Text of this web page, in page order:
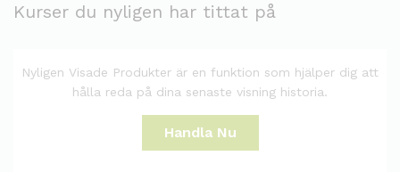
Kurser du nyligen har tittat på
Nyligen Visade Produkter är en funktion som hjälper dig att
hålla reda på dina senaste visning historia.
Handla Nu